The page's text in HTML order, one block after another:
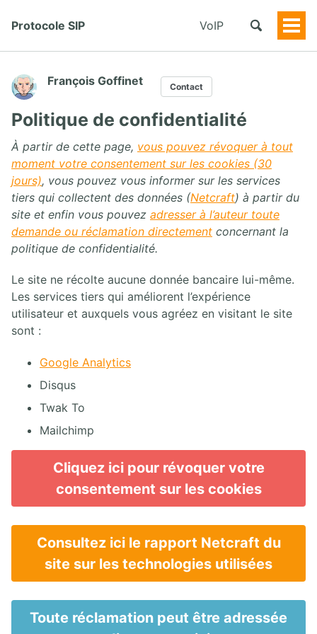
Protocole SIP VoIP
François Goffinet Contact
Politique de confidentialité
À partir de cette page, vous pouvez révoquer à tout
moment votre consentement sur les cookies (30
jours), vous pouvez vous informer sur les services
tiers qui collectent des données (Netcraft) à partir du
site et enfin vous pouvez adresser à l’auteur toute
demande ou réclamation directement concernant la
politique de confidentialité.
Le site ne récolte aucune donnée bancaire lui-même.
Les services tiers qui améliorent l’expérience
utilisateur et auxquels vous agréez en visitant le site
sont :
Google Analytics
Disqus
Twak To
Mailchimp
Cliquez ici pour révoquer votre
consentement sur les cookies
Consultez ici le rapport Netcraft du
site sur les technologies utilisées
Toute réclamation peut être adressée